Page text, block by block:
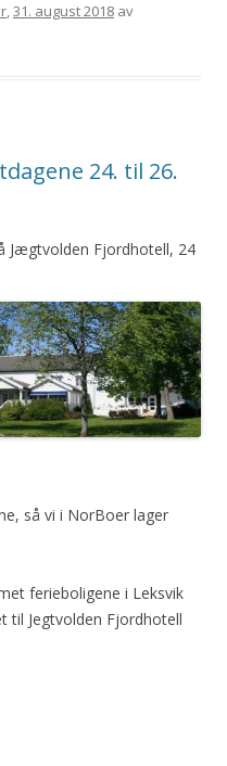
,31. august 2018 av
24. til 26.
Jægtvolden Fjordhotell, 24
så vi i NorBoer lager
ferieboligene i Leksvik
til Jegtvolden Fjordhotell